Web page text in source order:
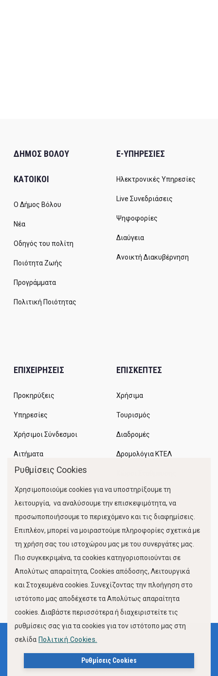
ΔΗΜΟΣ ΒΟΛΟΥ
ΚΑΤΟΙΚΟΙ
Ο Δήμος Βόλου
Νέα
Οδηγός του πολίτη
Ποιότητα Ζωής
Προγράμματα
Πολιτική Ποιότητας
E-ΥΠΗΡΕΣΙΕΣ
Ηλεκτρονικές Υπηρεσίες
Live Συνεδριάσεις
Ψηφοφορίες
Διαύγεια
Ανοικτή Διακυβέρνηση
ΕΠΙΧΕΙΡΗΣΕΙΣ
Προκηρύξεις
Υπηρεσίες
Χρήσιμοι Σύνδεσμοι
Αιτήματα
ΕΠΙΣΚΕΠΤΕΣ
Χρήσιμα
Τουρισμός
Διαδρομές
Δρομολόγια ΚΤΕΛ
Κίνηση Λιμένος
FOLLOW US
Όροι Χρήσης
Πολιτική Προστασίας Προσωπικών Δεδομένων
Ρυθμίσεις Cookies
Χρησιμοποιούμε cookies για να υποστηρίξουμε τη
λειτουργία, να αναλύσουμε την επισκεψιμότητα, να
προσωποποιήσουμε το περιεχόμενο και τις διαφημίσεις.
Επιπλέον, μπορεί να μοιραστούμε πληροφορίες σχετικά με
τη χρήση σας του ιστοχώρου μας με του συνεργάτες μας.
Πιο συγκεκριμένα, τα cookies κατηγοριοποιούνται σε
Απολύτως απαραίτητα, Cookies απόδοσης, Λειτουργικά
και Στοχευμένα cookies. Συνεχίζοντας την πλοήγηση στο
ιστότοπο μας αποδέχεστε τα Απολύτως απαραίτητα
cookies. Διαβάστε περισσότερα ή διαχειριστείτε τις
ρυθμίσεις σας για τα cookies για τον ιστότοπο μας στη
σελίδα Πολιτική Cookies.
Ρυθμίσεις Cookies